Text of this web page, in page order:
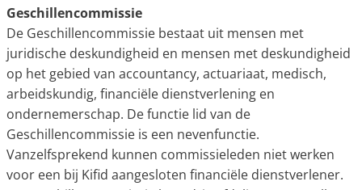
Geschillencommissie
De Geschillencommissie bestaat uit mensen met
juridische deskundigheid en mensen met deskundigheid
op het gebied van accountancy, actuariaat, medisch,
arbeidskundig, financiële dienstverlening en
ondernemerschap. De functie lid van de
Geschillencommissie is een nevenfunctie.
Vanzelfsprekend kunnen commissieleden niet werken
voor een bij Kifid aangesloten financiële dienstverlener.